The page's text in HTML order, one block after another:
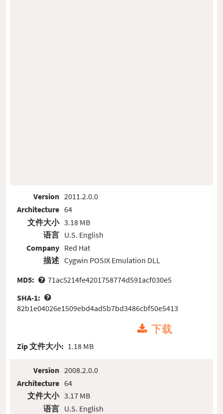
Version
Architecture
文件大小
语言
Company
描述
2011.2.0.0
64
3.18 MB
U.S. English
Red Hat
Cygwin POSIX Emulation DLL
MD5:
71ac5214fe4201758774d591acf030e5
SHA-1:
82b1e04026e1509ebd4ad5b7bd3486cbf50e5413
下载
Zip 文件大小: 1.18 MB
Version
Architecture
文件大小
语言
2008.2.0.0
64
3.17 MB
U.S. English